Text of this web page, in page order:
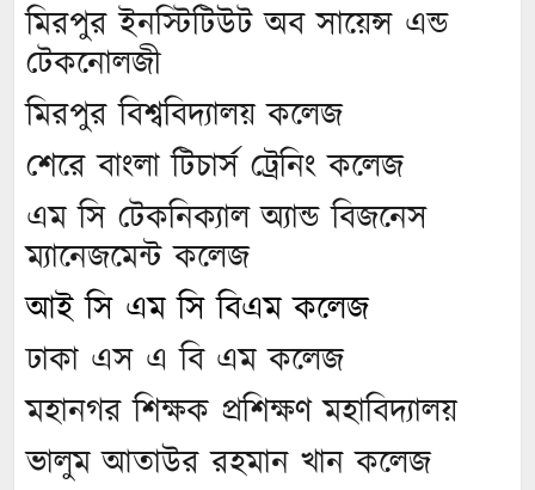
মিরপুর ইনস্টিটিউট অব সায়েন্স এন্ড
টেকনোলজী
মিরপুর বিশ্ববিদ্যালয় কলেজ
শেরে বাংলা টিচার্স ট্রেনিং কলেজ
এম সি টেকনিক্যাল অ্যান্ড বিজনেস
ম্যানেজমেন্ট কলেজ
আই সি এম সি বিএম কলেজ
ঢাকা এস এ বি এম কলেজ
মহানগর শিক্ষক প্রশিক্ষণ মহাবিদ্যালয়
ভালুম আতাউর রহমান খান কলেজ